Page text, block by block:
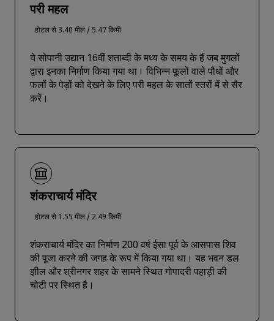
परी महल
होटल से 3.40 मील / 5.47 किमी
ये सोपानी उद्यान 16वीं शताब्दी के मध्य के समय के हैं जब मुगलों
द्वारा इनका निर्माण किया गया था। विभिन्न फूलों वाले पौधों और
फलों के पेड़ों को देखने के लिए परी महल के सातों स्तरों में से सैर
करें।
शंकराचार्य मंदिर
होटल से 1.55 मील / 2.49 किमी
शंकराचार्य मंदिर का निर्माण 200 वर्ष ईसा पूर्व के आसपास शिव
की पूजा करने की जगह के रूप में किया गया था। यह भवन डल
झील और श्रीनगर शहर के सामने स्थित गोपादरी पहाड़ी की
चोटी पर स्थित है।